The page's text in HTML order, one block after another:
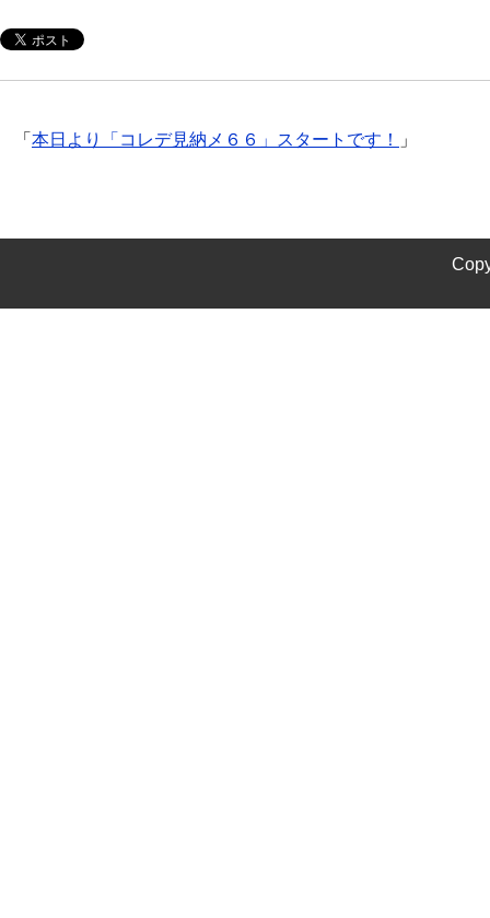
「 本日より「コレデ見納メ６６」スタートです！ 」